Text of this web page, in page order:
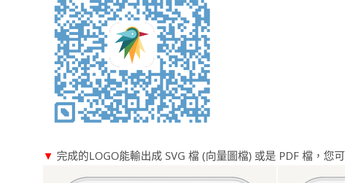
▼ 完成的LOGO能輸出成 SVG 檔 (向量圖檔) 或是 PDF 檔，您